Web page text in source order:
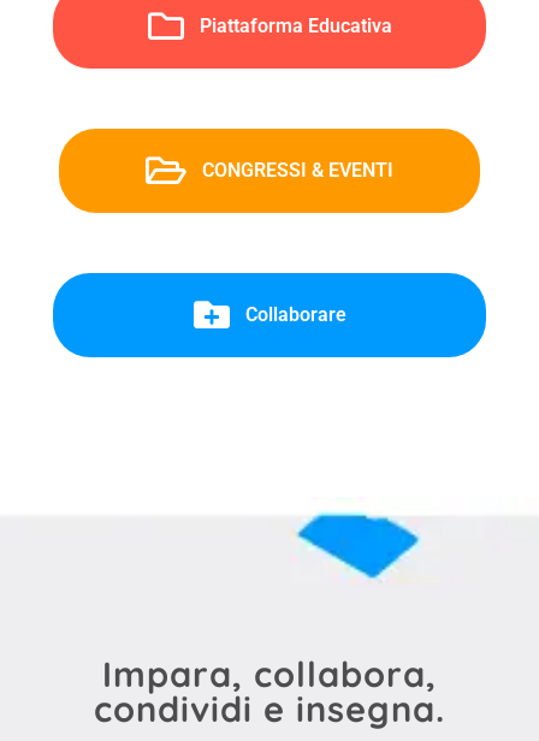
Piattaforma Educativa
CONGRESSI & EVENTI
Collaborare
Impara, collabora,
condividi e insegna.